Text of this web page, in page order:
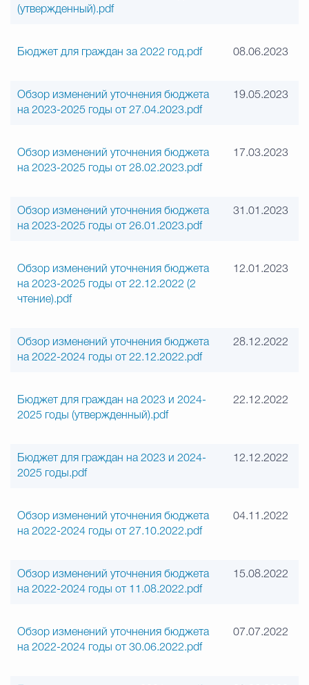
(утвержденный).pdf
Бюджет для граждан за 2022 год.pdf 08.06.2023
Обзор изменений уточнения бюджета
на 2023-2025 годы от 27.04.2023.pdf
19.05.2023
Обзор изменений уточнения бюджета
на 2023-2025 годы от 28.02.2023.pdf
17.03.2023
Обзор изменений уточнения бюджета
на 2023-2025 годы от 26.01.2023.pdf
31.01.2023
Обзор изменений уточнения бюджета
на 2023-2025 годы от 22.12.2022 (2
чтение).pdf
12.01.2023
Обзор изменений уточнения бюджета
на 2022-2024 годы от 22.12.2022.pdf
28.12.2022
Бюджет для граждан на 2023 и 2024-
2025 годы (утвержденный).pdf
22.12.2022
Бюджет для граждан на 2023 и 2024-
2025 годы.pdf
12.12.2022
Обзор изменений уточнения бюджета
на 2022-2024 годы от 27.10.2022.pdf
04.11.2022
Обзор изменений уточнения бюджета
на 2022-2024 годы от 11.08.2022.pdf
15.08.2022
Обзор изменений уточнения бюджета
на 2022-2024 годы от 30.06.2022.pdf
07.07.2022